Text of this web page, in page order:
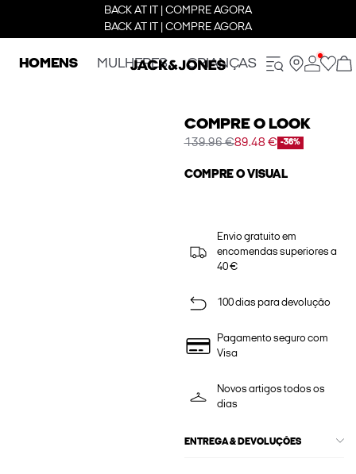
BACK AT IT | COMPRE AGORA
BACK AT IT | COMPRE AGORA
HOMENS MULHERES CRIANÇAS
COMPRE O LOOK
139.96 €89.48 € -36%
COMPRE O VISUAL
Envio gratuito em
encomendas superiores a
40 €
100 dias para devolução
Pagamento seguro com
Visa
Novos artigos todos os
dias
ENTREGA & DEVOLUÇÕES